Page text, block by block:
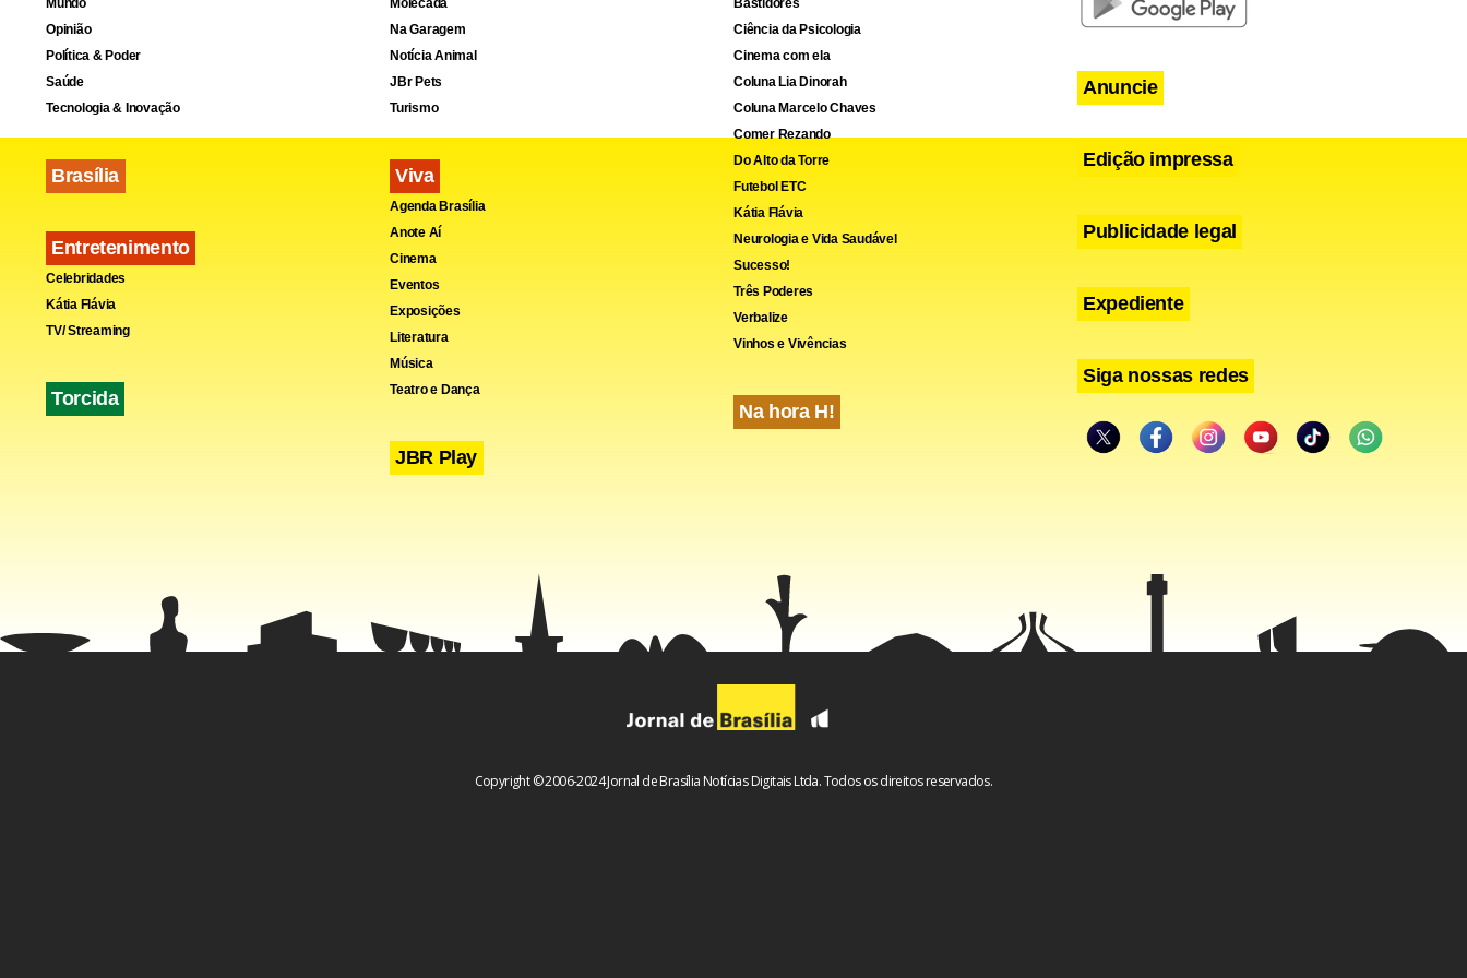
“A troca é uma ferramenta compatível com o ambiente econômico específico de hoje,
Além disso, 18 milhões de barris serão liberados por meio da venda de petróleo
tomar medidas adicionais, se necessário, e está preparado para usar toda a sua
autoridade, trabalhando em coordenação com o resto do mundo para manter o
abastecimento adequado enquanto saímos da pandemia.”
Opinião
Política & Poder
Saúde
Tecnologia & Inovação
Brasília
Entretenimento
Celebridades
Kátia Flávia
TV/ Streaming
Torcida
Na Garagem
Notícia Animal
JBr Pets
Turismo
Viva
Agenda Brasília
Anote Aí
Cinema
Eventos
Exposições
Literatura
Música
Teatro e Dança
JBR Play
Ciência da Psicologia
Cinema com ela
Coluna Lia Dinorah
Coluna Marcelo Chaves
Comer Rezando
Do Alto da Torre
Futebol ETC
Kátia Flávia
Neurologia e Vida Saudável
Sucesso!
Três Poderes
Verbalize
Vinhos e Vivências
Na hora H!
Anuncie
Edição impressa
Publicidade legal
Expediente
Siga nossas redes
Copyright © 2006-2024 Jornal de Brasília Notícias Digitais Ltda. Todos os direitos reservados.